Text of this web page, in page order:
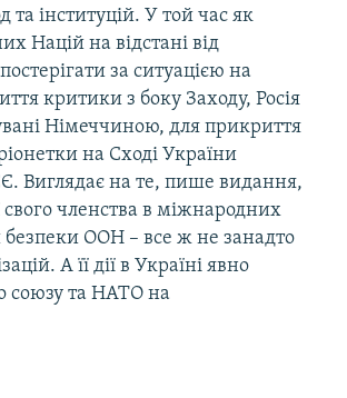
інституцій. У той час як
Націй на відстані від
за ситуацією на
критики з боку Заходу, Росія
Німеччиною, для прикриття
на Сході України
Виглядає на те, пише видання,
свого членства в міжнародних
безпеки ООН – все ж не занадто
А її дії в Україні явно
союзу та НАТО на